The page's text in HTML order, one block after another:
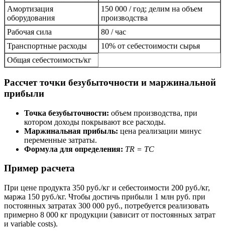
Амортизация
оборудования
150 000 / год; делим на объем
производства
Рабочая сила
80 / час
Транспортные расходы
10% от себестоимости сырья
Общая себестоимость/кг
Рассчет точки безубыточности и маржинальной
прибыли
Точка безубыточности: объем производства, при
котором доходы покрывают все расходы.
Маржинальная прибыль: цена реализации минус
переменные затраты.
Формула для определения: TR = TC
Пример расчета
При цене продукта 350 руб./кг и себестоимости 200 руб./кг,
маржа 150 руб./кг. Чтобы достичь прибыли 1 млн руб. при
постоянных затратах 300 000 руб., потребуется реализовать
примерно 8 000 кг продукции (зависит от постоянных затрат
и variable costs).